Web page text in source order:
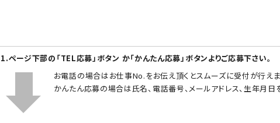
1.ページ下部の「TEL応募」ボタン か「かんたん応募」ボタンよりご応募下さい。
お電話の場合はお仕事No.をお伝え頂くとスムーズに受付が行えま
かんたん応募の場合は氏名、電話番号、メールアドレス、生年月日